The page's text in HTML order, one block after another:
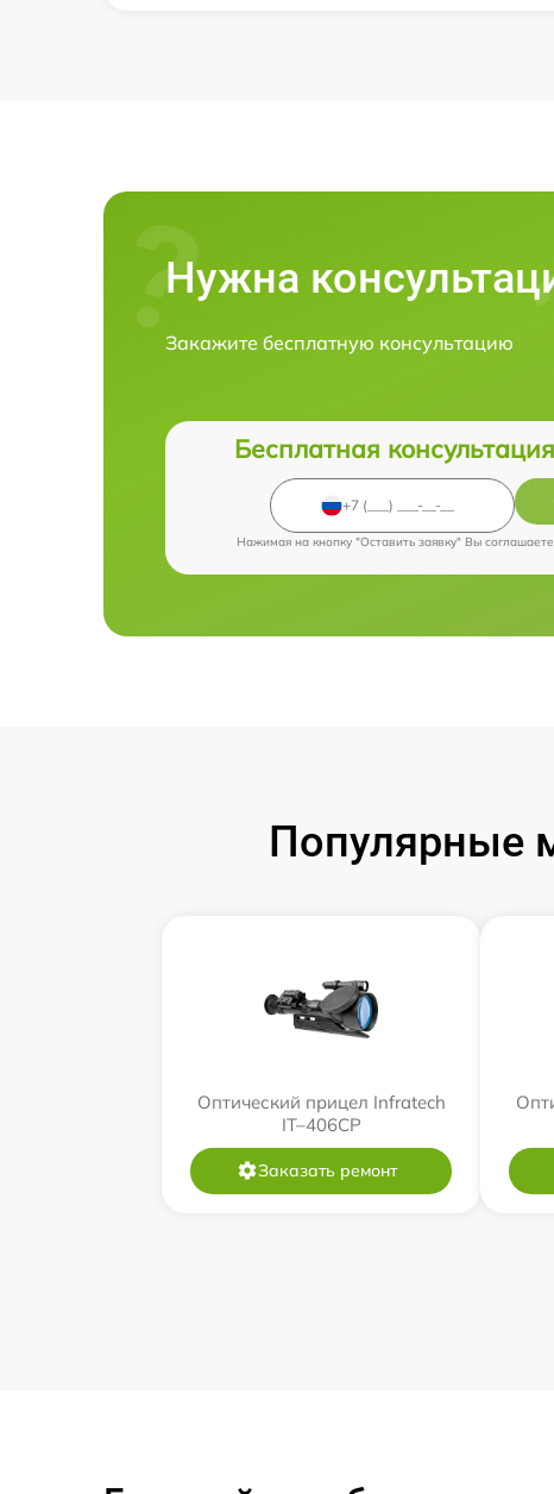
Нужна
Закажите бесплатную консультацию
Бесплатная
Нажимая на кнопку "Оставить заявку" Вы
Популярные
Оптический прицел Infratech
IT–406СP
Заказать ремонт